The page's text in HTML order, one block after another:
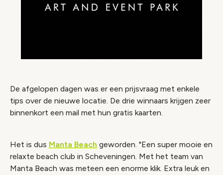
De afgelopen dagen was er een prijsvraag met enkele
tips over de nieuwe locatie. De drie winnaars krijgen zeer
binnenkort een mail met hun gratis kaarten.
Het is dus Manta Beach geworden. "Een super mooie en
relaxte beach club in Scheveningen. Met het team van
Manta Beach was meteen een enorme klik. Extra leuk en